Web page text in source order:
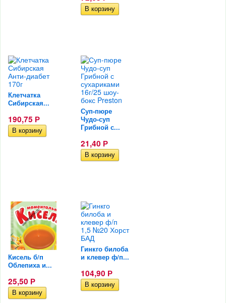
Клетчатка
Сибирская...
190,75 Р
Суп-пюре
Чудо-суп
Грибной с...
21,40 Р
Кисель б/п
Облепиха и...
25,50 Р
Гинкго билоба
и клевер ф/п...
104,90 Р